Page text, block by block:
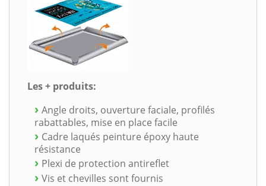
Les + produits:
Angle droits, ouverture faciale, profilés
rabattables, mise en place facile
Cadre laqués peinture époxy haute
résistance
Plexi de protection antireflet
Vis et chevilles sont fournis